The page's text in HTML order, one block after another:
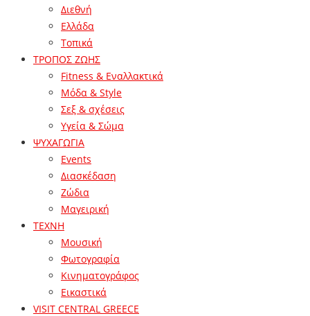
Διεθνή
Ελλάδα
Τοπικά
ΤΡΟΠΟΣ ΖΩΗΣ
Fitness & Εναλλακτικά
Μόδα & Style
Σεξ & σχέσεις
Υγεία & Σώμα
ΨΥΧΑΓΩΓΙΑ
Events
Διασκέδαση
Ζώδια
Μαγειρική
ΤΕΧΝΗ
Μουσική
Φωτογραφία
Κινηματογράφος
Εικαστικά
VISIT CENTRAL GREECE